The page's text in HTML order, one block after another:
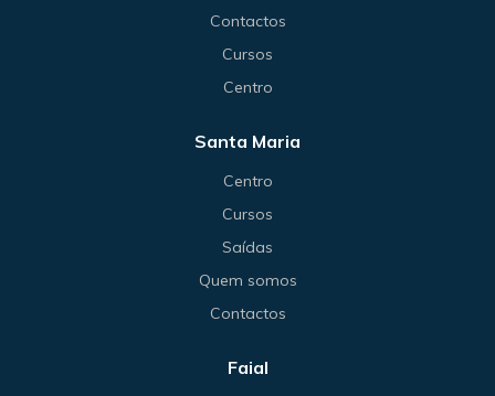
Contactos
Cursos
Centro
Santa Maria
Centro
Cursos
Saídas
Quem somos
Contactos
Faial